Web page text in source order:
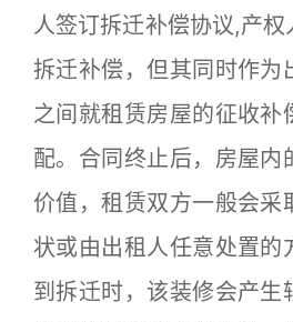
人签订拆迁补偿协议,产
拆迁补偿，但其同时作为
之间就租赁房屋的征收补
配。合同终止后，房屋内
价值，租赁双方一般会采
状或由出租人任意处置的
到拆迁时，该装修会产生